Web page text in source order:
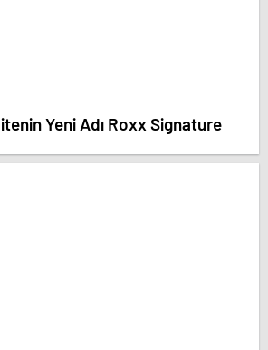
Yeni Adı Roxx Signature